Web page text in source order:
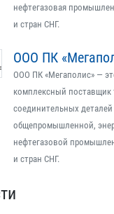
нефтегазовая
и стран СНГ.
ООО ПК
ООО ПК «Мегаполис» —
комплексный поставщик
соединительных
общепромышленной,
нефтегазовой
и стран СНГ.